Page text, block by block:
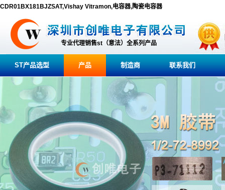
CDR01BX181BJZSAT,Vishay Vitramon,电容器,陶瓷电容器
专业代理销售st（意法）全系列产品
ST产品选型 产品 制造商 联系我们